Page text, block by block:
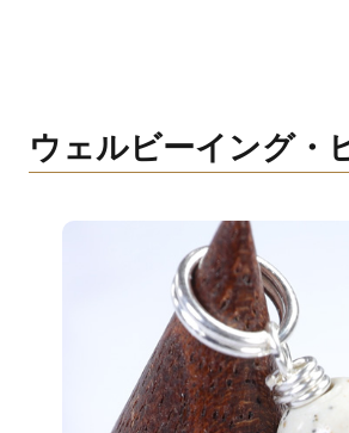
ウェルビーイング・